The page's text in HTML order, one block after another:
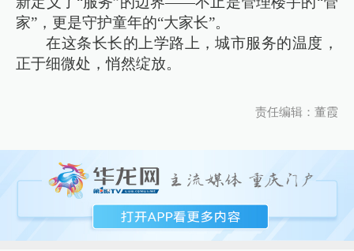
家”，更是守护童年的“大家长”。
在这条长长的上学路上，城市服务的温度，
正于细微处，悄然绽放。
责任编辑：董霞